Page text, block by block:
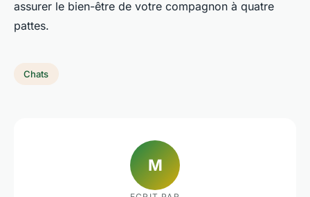
assurer le bien-être de votre compagnon à quatre
pattes.
Chats
M